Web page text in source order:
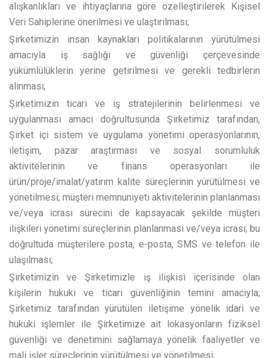
alışkanlıkları ve ihtiyaçlarına göre özelleştirilerek Kişisel
Veri Sahiplerine önerilmesi ve ulaştırılması;
Şirketimizin insan kaynakları politikalarının yürütülmesi
amacıyla iş sağlığı ve güvenliği çerçevesinde
yükümlülüklerin yerine getirilmesi ve gerekli tedbirlerin
alınması;
Şirketimizin ticari ve iş stratejilerinin belirlenmesi ve
uygulanması amacı doğrultusunda Şirketimiz tarafından,
Şirket içi sistem ve uygulama yönetimi operasyonlarının,
iletişim, pazar araştırması ve sosyal sorumluluk
aktivitelerinin ve finans operasyonları ile
ürün/proje/imalat/yatırım kalite süreçlerinin yürütülmesi ve
yönetilmesi; müşteri memnuniyeti aktivitelerinin planlanması
ve/veya icrası sürecini de kapsayacak şekilde müşteri
ilişkileri yönetimi süreçlerinin planlanması ve/veya icrası; bu
doğrultuda müşterilere posta, e-posta, SMS ve telefon ile
ulaşılması;
Şirketimizin ve Şirketimizle iş ilişkisi içerisinde olan
kişilerin hukuki ve ticari güvenliğinin temini amacıyla;
Şirketimiz tarafından yürütülen iletişime yönelik idari ve
hukuki işlemler ile Şirketimize ait lokasyonların fiziksel
güvenliği ve denetimini sağlamaya yönelik faaliyetler ve
mali işler süreçlerinin yürütülmesi ve yönetilmesi;